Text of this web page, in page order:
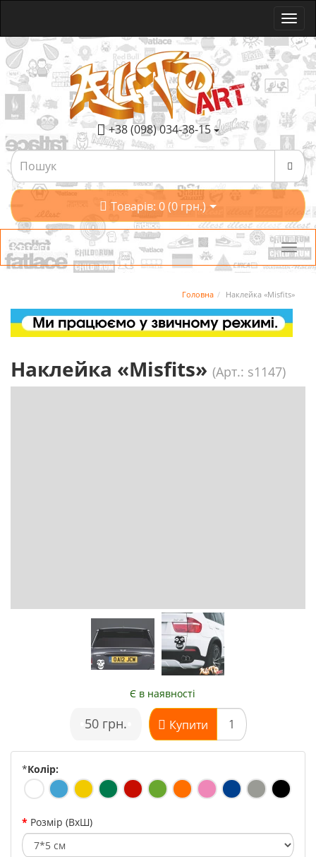
+38 (098) 034-38-15
Товарів: 0 (0 грн.)
Категорії
Головна Наклейка «Misfits»
Наклейка «Misfits» (Арт.: s1147)
Є в наявності
50 грн. Купити
*Колір:
Розмір (ВхШ)